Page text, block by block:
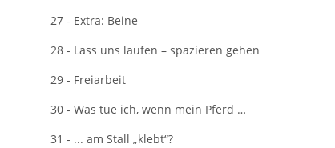
27 - Extra: Beine
28 - Lass uns laufen – spazieren gehen
29 - Freiarbeit
30 - Was tue ich, wenn mein Pferd …
31 - ... am Stall „klebt“?